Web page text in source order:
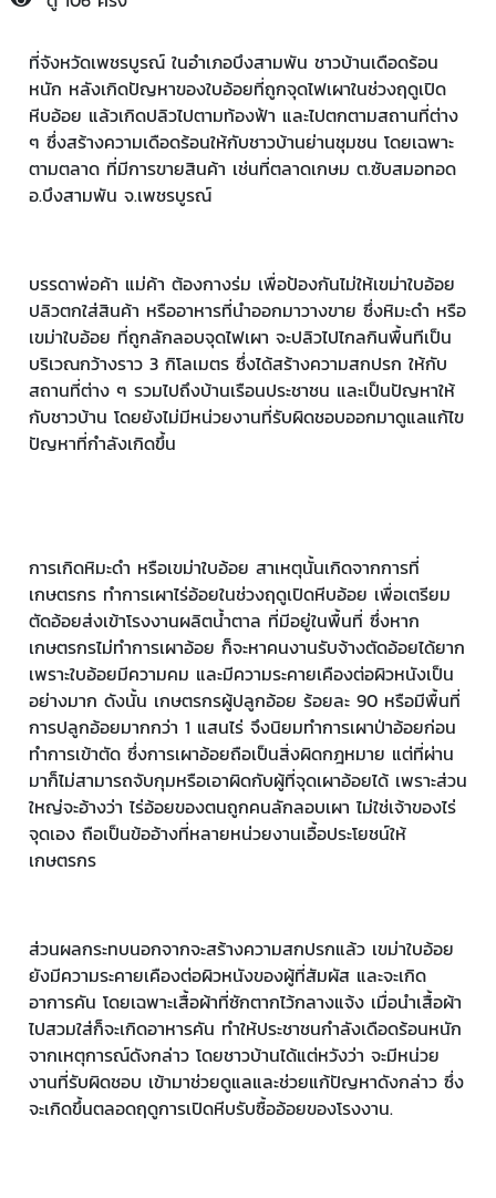
ที่จังหวัดเพชรบูรณ์ ในอำเภอบึงสามพัน ชาวบ้านเดือดร้อน
หนัก หลังเกิดปัญหาของใบอ้อยที่ถูกจุดไฟเผาในช่วงฤดูเปิด
หีบอ้อย แล้วเกิดปลิวไปตามท้องฟ้า และไปตกตามสถานที่ต่าง
ๆ ซึ่งสร้างความเดือดร้อนให้กับชาวบ้านย่านชุมชน โดยเฉพาะ
ตามตลาด ที่มีการขายสินค้า เช่นที่ตลาดเกษม ต.ซับสมอทอด
อ.บึงสามพัน จ.เพชรบูรณ์
บรรดาพ่อค้า แม่ค้า ต้องกางร่ม เพื่อป้องกันไม่ให้เขม่าใบอ้อย
ปลิวตกใส่สินค้า หรืออาหารที่นำออกมาวางขาย ซึ่งหิมะดำ หรือ
เขม่าใบอ้อย ที่ถูกลักลอบจุดไฟเผา จะปลิวไปไกลกินพื้นทีเป็น
บริเวณกว้างราว 3 กิโลเมตร ซึ่งได้สร้างความสกปรก ให้กับ
สถานที่ต่าง ๆ รวมไปถึงบ้านเรือนประชาชน และเป็นปัญหาให้
กับชาวบ้าน โดยยังไม่มีหน่วยงานที่รับผิดชอบออกมาดูแลแก้ไข
ปัญหาที่กำลังเกิดขึ้น
การเกิดหิมะดำ หรือเขม่าใบอ้อย สาเหตุนั้นเกิดจากการที่
เกษตรกร ทำการเผาไร่อ้อยในช่วงฤดูเปิดหีบอ้อย เพื่อเตรียม
ตัดอ้อยส่งเข้าโรงงานผลิตน้ำตาล ที่มีอยู่ในพื้นที่ ซึ่งหาก
เกษตรกรไม่ทำการเผาอ้อย ก็จะหาคนงานรับจ้างตัดอ้อยได้ยาก
เพราะใบอ้อยมีความคม และมีความระคายเคืองต่อผิวหนังเป็น
อย่างมาก ดังนั้น เกษตรกรผู้ปลูกอ้อย ร้อยละ 90 หรือมีพื้นที่
การปลูกอ้อยมากกว่า 1 แสนไร่ จึงนิยมทำการเผาป่าอ้อยก่อน
ทำการเข้าตัด ซึ่งการเผาอ้อยถือเป็นสิ่งผิดกฎหมาย แต่ที่ผ่าน
มาก็ไม่สามารถจับกุมหรือเอาผิดกับผู้ที่จุดเผาอ้อยได้ เพราะส่วน
ใหญ่จะอ้างว่า ไร่อ้อยของตนถูกคนลักลอบเผา ไม่ใช่เจ้าของไร่
จุดเอง ถือเป็นข้ออ้างที่หลายหน่วยงานเอื้อประโยชน์ให้
เกษตรกร
ส่วนผลกระทบนอกจากจะสร้างความสกปรกแล้ว เขม่าใบอ้อย
ยังมีความระคายเคืองต่อผิวหนังของผู้ที่สัมผัส และจะเกิด
อาการคัน โดยเฉพาะเสื้อผ้าที่ซักตากไว้กลางแจ้ง เมื่อนำเสื้อผ้า
ไปสวมใส่ก็จะเกิดอาหารคัน ทำให้ประชาชนกำลังเดือดร้อนหนัก
จากเหตุการณ์ดังกล่าว โดยชาวบ้านได้แต่หวังว่า จะมีหน่วย
งานที่รับผิดชอบ เข้ามาช่วยดูแลและช่วยแก้ปัญหาดังกล่าว ซึ่ง
จะเกิดขึ้นตลอดฤดูการเปิดหีบรับซื้ออ้อยของโรงงาน.